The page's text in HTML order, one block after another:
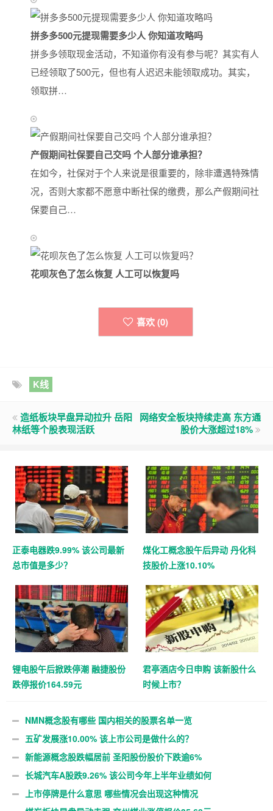
拼多多500元提现需要多少人 你知道攻略吗
拼多多领取现金活动，不知道你有没有参与呢？其实有人
已经领取了500元，但也有人迟迟未能领取成功。其实，
领取拼…
产假期间社保要自己交吗 个人部分谁承担？
在如今，社保对于个人来说是很重要的，除非遭遇特殊情
况，否则大家都不愿意中断社保的缴费，那么产假期间社
保要自己…
花呗灰色了怎么恢复 人工可以恢复吗
喜欢 (0)
K线
造纸板块早盘异动拉升 岳阳
林纸等个股表现活跃
网络安全板块持续走高 东方通
股价大涨超过18%
正泰电器跌9.99% 该公司最新
总市值是多少？
煤化工概念股午后异动 丹化科
技股价上涨10.10%
锂电股午后掀跌停潮 融捷股份
跌停报价164.59元
君亭酒店今日申购 该新股什么
时候上市？
NMN概念股有哪些 国内相关的股票名单一览
五矿发展涨10.00% 该上市公司是做什么的？
新能源概念股跌幅居前 圣阳股份股价下跌逾6%
长城汽车A股跌9.26% 该公司今年上半年业绩如何
上市停牌是什么意思 哪些情况会出现这种情况